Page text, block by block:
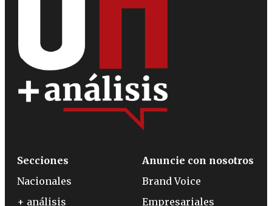
Secciones
Nacionales
+ análisis
Anuncie con nosotros
Brand Voice
Empresariales